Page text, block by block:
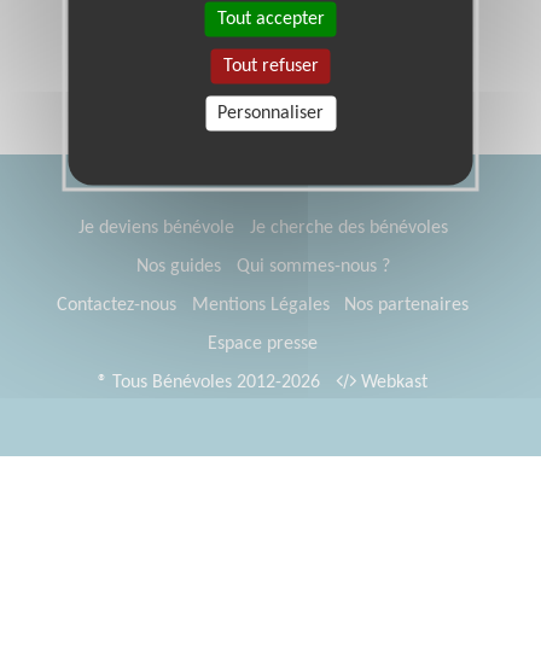
Je deviens bénévole
Je cherche des bénévoles
Nos guides
Qui sommes-nous ?
Contactez-nous
Mentions Légales
Nos partenaires
Espace presse
® Tous Bénévoles 2012-2026
Webkast
Tout accepter
Tout refuser
Personnaliser